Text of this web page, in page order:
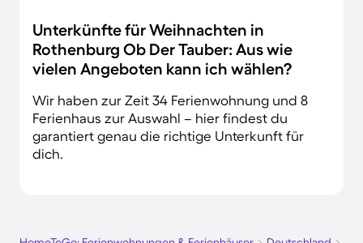
Unterkünfte für Weihnachten in
Rothenburg Ob Der Tauber: Aus wie
vielen Angeboten kann ich wählen?
Wir haben zur Zeit 34 Ferienwohnung und 8
Ferienhaus zur Auswahl – hier findest du
garantiert genau die richtige Unterkunft für
dich.